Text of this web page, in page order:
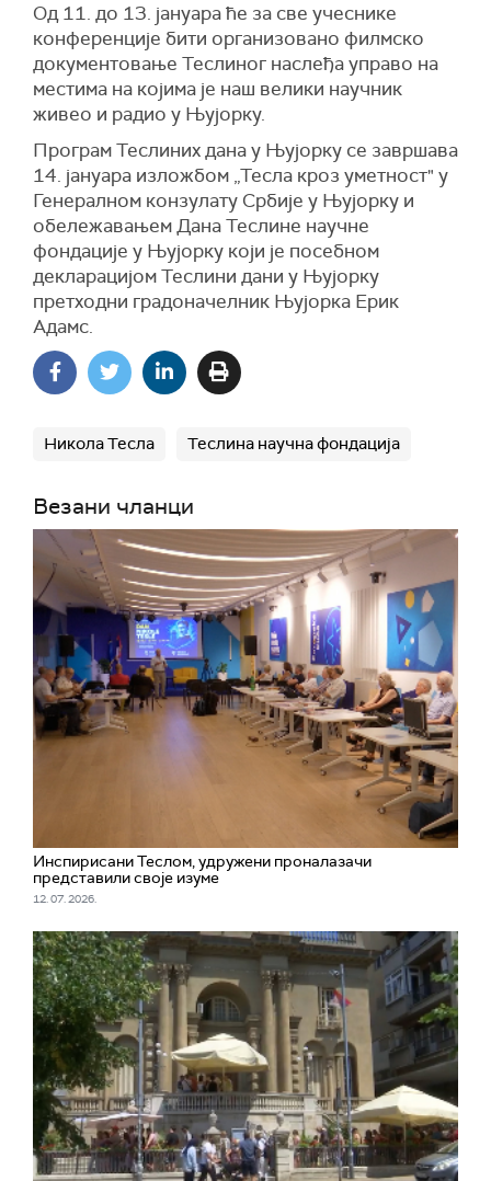
Од 11. до 13. јануара ће за све учеснике
конференције бити организовано филмско
документовање Теслиног наслеђа управо на
местима на којима је наш велики научник
живео и радио у Њујорку.
Програм Теслиних дана у Њујорку се завршава
14. јануара изложбом „Тесла кроз уметност" у
Генералном конзулату Србије у Њујорку и
обележавањем Дана Теслине научне
фондације у Њујорку који је посебном
декларацијом Теслини дани у Њујорку
претходни градоначелник Њујорка Ерик
Адамс.
Никола Тесла Теслина научна фондација
Везани чланци
Инспирисани Теслом, удружени проналазачи
представили своје изуме
12. 07. 2026.